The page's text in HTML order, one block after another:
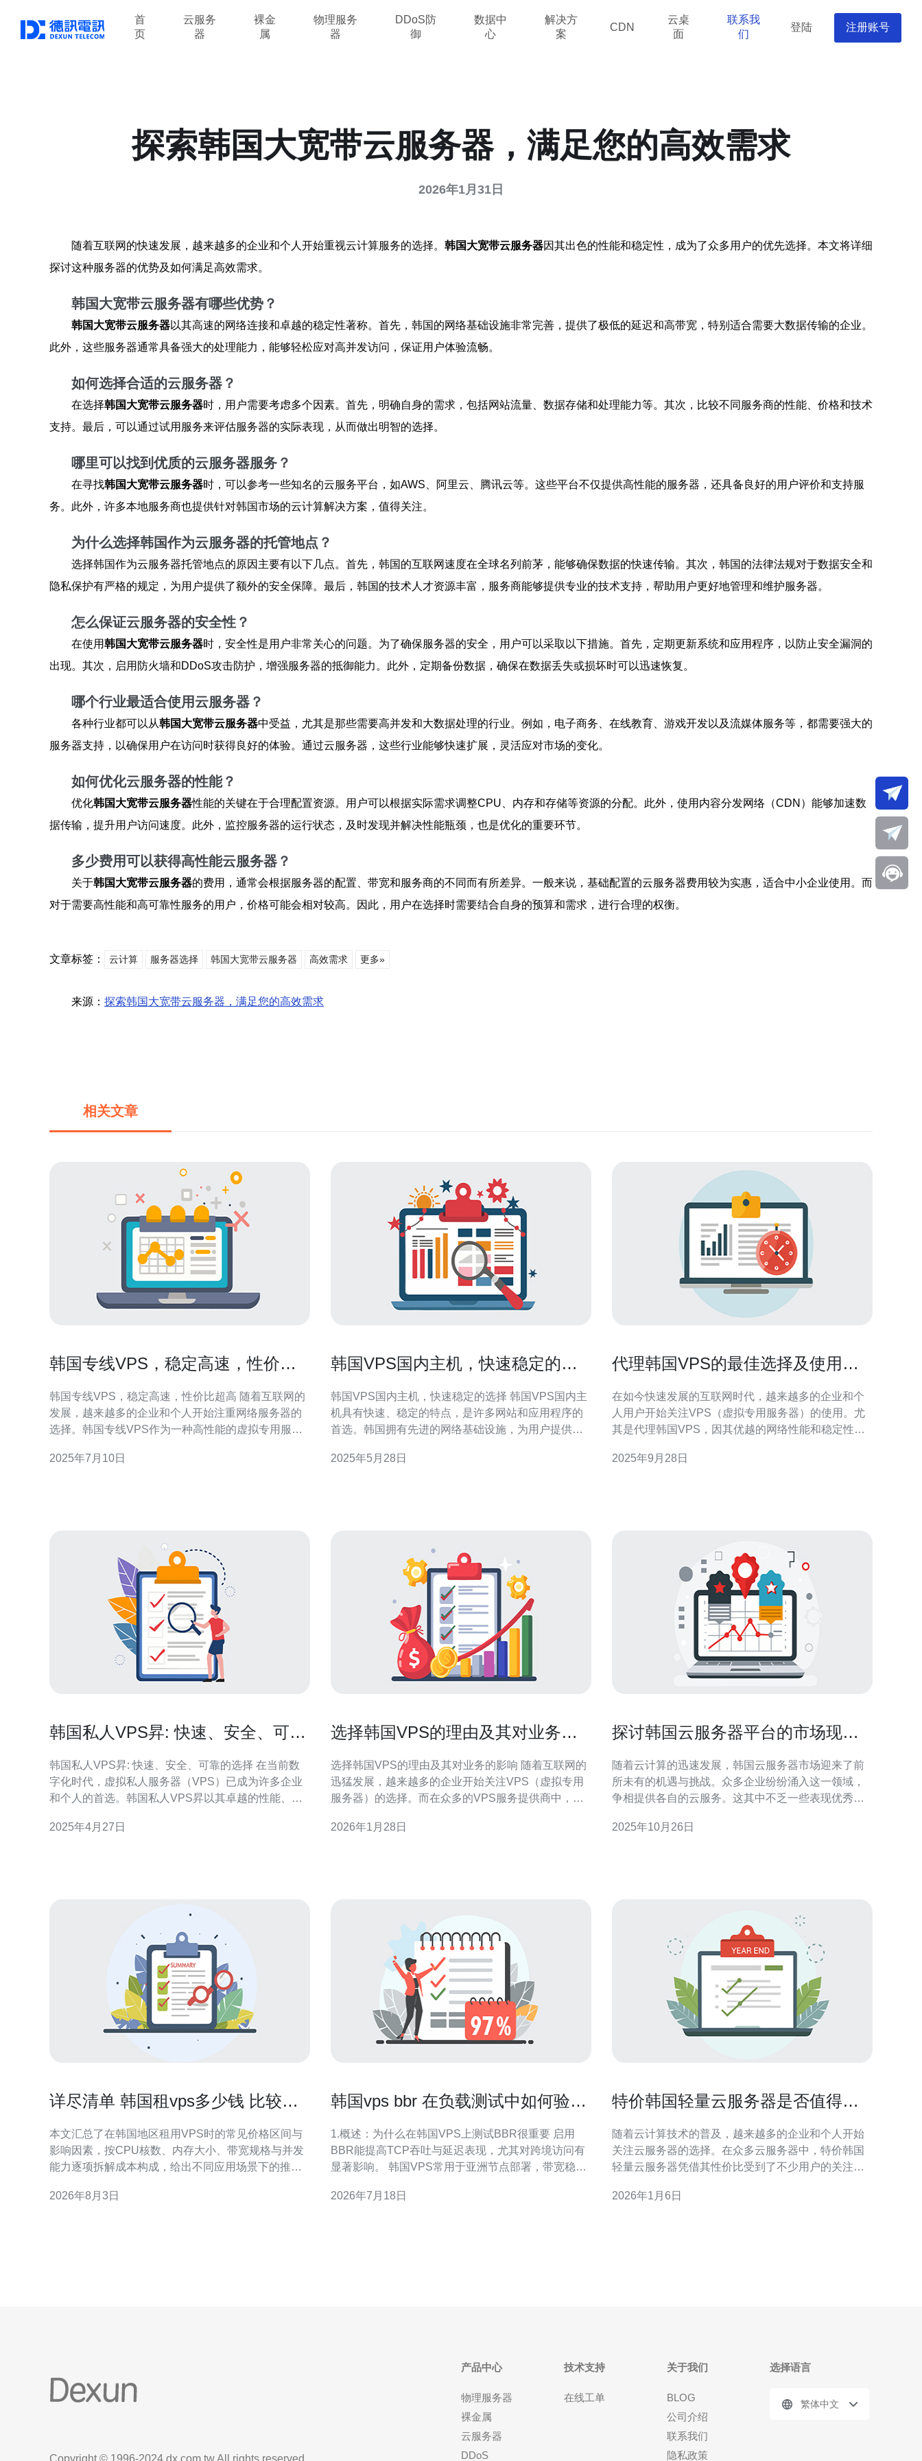
首
页
云服务
器
裸金
属
物理服务
器
DDoS防
御
数据中
心
解决方
案
CDN
云桌
面
联系我
们
登陆 注册账号
探索韩国大宽带云服务器，满足您的高效需求
2026年1月31日
随着互联网的快速发展，越来越多的企业和个人开始重视云计算服务的选择。 韩国大宽带云服务器因其出色的性能和稳定性，成为了众多用户的优先选择。本文将详细
探讨这种服务器的优势及如何满足高效需求。
韩国大宽带云服务器有哪些优势？
韩国大宽带云服务器以其高速的网络连接和卓越的稳定性著称。首先，韩国的网络基础设施非常完善，提供了极低的延迟和高带宽，特别适合需要大数据传输的企业。
此外，这些服务器通常具备强大的处理能力，能够轻松应对高并发访问，保证用户体验流畅。
如何选择合适的云服务器？
在选择韩国大宽带云服务器时，用户需要考虑多个因素。首先，明确自身的需求，包括网站流量、数据存储和处理能力等。其次，比较不同服务商的性能、价格和技术
支持。最后，可以通过试用服务来评估服务器的实际表现，从而做出明智的选择。
哪里可以找到优质的云服务器服务？
在寻找韩国大宽带云服务器时，可以参考一些知名的云服务平台，如AWS、阿里云、腾讯云等。这些平台不仅提供高性能的服务器，还具备良好的用户评价和支持服
务。此外，许多本地服务商也提供针对韩国市场的云计算解决方案，值得关注。
为什么选择韩国作为云服务器的托管地点？
选择韩国作为云服务器托管地点的原因主要有以下几点。首先，韩国的互联网速度在全球名列前茅，能够确保数据的快速传输。其次，韩国的法律法规对于数据安全和
隐私保护有严格的规定，为用户提供了额外的安全保障。最后，韩国的技术人才资源丰富，服务商能够提供专业的技术支持，帮助用户更好地管理和维护服务器。
怎么保证云服务器的安全性？
在使用韩国大宽带云服务器时，安全性是用户非常关心的问题。为了确保服务器的安全，用户可以采取以下措施。首先，定期更新系统和应用程序，以防止安全漏洞的
出现。其次，启用防火墙和DDoS攻击防护，增强服务器的抵御能力。此外，定期备份数据，确保在数据丢失或损坏时可以迅速恢复。
哪个行业最适合使用云服务器？
各种行业都可以从韩国大宽带云服务器中受益，尤其是那些需要高并发和大数据处理的行业。例如，电子商务、在线教育、游戏开发以及流媒体服务等，都需要强大的
服务器支持，以确保用户在访问时获得良好的体验。通过云服务器，这些行业能够快速扩展，灵活应对市场的变化。
如何优化云服务器的性能？
优化韩国大宽带云服务器性能的关键在于合理配置资源。用户可以根据实际需求调整CPU、内存和存储等资源的分配。此外，使用内容分发网络（CDN）能够加速数
据传输，提升用户访问速度。此外，监控服务器的运行状态，及时发现并解决性能瓶颈，也是优化的重要环节。
多少费用可以获得高性能云服务器？
关于韩国大宽带云服务器的费用，通常会根据服务器的配置、带宽和服务商的不同而有所差异。一般来说，基础配置的云服务器费用较为实惠，适合中小企业使用。而
对于需要高性能和高可靠性服务的用户，价格可能会相对较高。因此，用户在选择时需要结合自身的预算和需求，进行合理的权衡。
文章标签： 云计算 服务器选择 韩国大宽带云服务器 高效需求 更多»
来源： 探索韩国大宽带云服务器，满足您的高效需求
相关文章
韩国专线VPS，稳定高速，性价比
韩国专线VPS，稳定高速，性价比超高 随着互联网的
发展，越来越多的企业和个人开始注重网络服务器的
选择。韩国专线VPS作为一种高性能的虚拟专用服务
具有超高的性价比，成为许多用户的首选。 韩国专线
2025年7月10日
韩国VPS国内主机，快速稳定的选
韩国VPS国内主机，快速稳定的选择 韩国VPS国内主
机具有快速、稳定的特点，是许多网站和应用程序的
首选。韩国拥有先进的网络基础设施，为用户提供高
速度和稳定性，能够有效提升用户体验。 韩国VPS国
2025年5月28日
代理韩国VPS的最佳选择及使用技
在如今快速发展的互联网时代，越来越多的企业和个
人用户开始关注VPS（虚拟专用服务器）的使用。尤
其是代理韩国VPS，因其优越的网络性能和稳定性，
国VPS的最佳选择及使用技巧。 首先，什么是VPS？
2025年9月28日
韩国私人VPS昇: 快速、安全、可靠
韩国私人VPS昇: 快速、安全、可靠的选择 在当前数
字化时代，虚拟私人服务器（VPS）已成为许多企业
和个人的首选。韩国私人VPS昇以其卓越的性能、高
国私人VPS昇提供了快速、稳定的网络连接，确保您
2025年4月27日
选择韩国VPS的理由及其对业务的
选择韩国VPS的理由及其对业务的影响 随着互联网的
迅猛发展，越来越多的企业开始关注VPS（虚拟专用
服务器）的选择。而在众多的VPS服务提供商中，韩
的客户支持而备受青睐。本文将深入探讨选择韩国
2026年1月28日
探讨韩国云服务器平台的市场现状
随着云计算的迅速发展，韩国云服务器市场迎来了前
所未有的机遇与挑战。众多企业纷纷涌入这一领域，
争相提供各自的云服务。这其中不乏一些表现优秀的
项及其在市场上的竞争力。通过对当前市场现状的分
2025年10月26日
详尽清单 韩国租vps多少钱 比较
本文汇总了在韩国地区租用VPS时的常见价格区间与
影响因素，按CPU核数、内存大小、带宽规格与并发
能力逐项拆解成本构成，给出不同应用场景下的推荐
预算预估。 韩国租VPS的价格范围一般有多少? 一般
2026年8月3日
韩国vps bbr 在负载测试中如何验证
1.概述：为什么在韩国VPS上测试BBR很重要 启用
BBR能提高TCP吞吐与延迟表现，尤其对跨境访问有
显著影响。 韩国VPS常用于亚洲节点部署，带宽稳定
路极限或受CPU、中断、虚拟化影响。 本文以
2026年7月18日
特价韩国轻量云服务器是否值得投
随着云计算技术的普及，越来越多的企业和个人开始
关注云服务器的选择。在众多云服务器中，特价韩国
轻量云服务器凭借其性价比受到了不少用户的关注。
你做出明智的决策。 特价韩国轻量云服务器的优势是
2026年1月6日
Copyright © 1996-2024 dx.com.tw All rights reserved.
产品中心
物理服务器
裸金属
云服务器
DDoS
技术支持
在线工单
关于我们
BLOG
公司介绍
联系我们
隐私政策
选择语言
繁体中文